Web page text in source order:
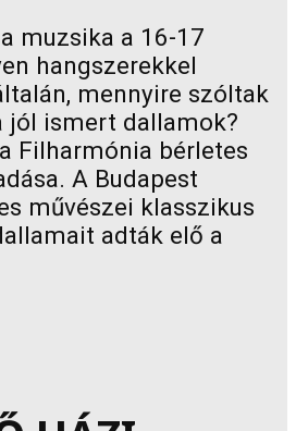
muzsika a 16-17
hangszerekkel
mennyire szóltak
jól ismert dallamok?
Filharmónia bérletes
A Budapest
művészei klasszikus
adták elő a